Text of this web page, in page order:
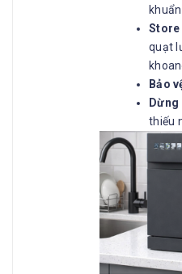
khuẩn
Store
quạt
Bảo
Dừng
thiếu